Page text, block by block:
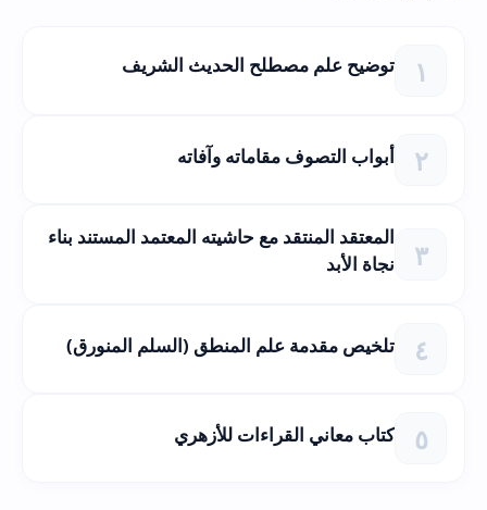
توضيح علم مصطلح الحديث الشريف
أبواب التصوف مقاماته وآفاته
المعتقد المنتقد مع حاشيته المعتمد المستند بناء
نجاة الأبد
تلخيص مقدمة علم المنطق (السلم المنورق)
كتاب معاني القراءات للأزهري